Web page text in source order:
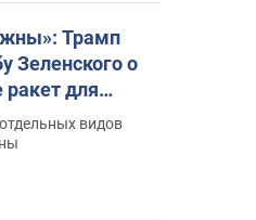
Трамп
Зеленского о
ракет для
видов